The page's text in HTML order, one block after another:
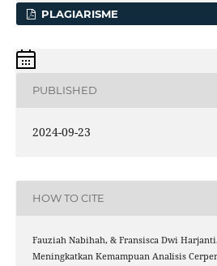
PLAGIARISME
PUBLISHED
2024-09-23
HOW TO CITE
Fauziah Nabihah, & Fransisca Dwi
Meningkatkan Kemampuan Analisis